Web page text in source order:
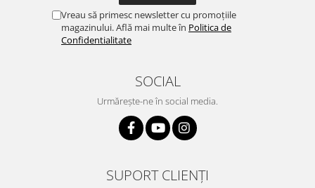
Vreau să primesc newsletter cu promoțiile
magazinului. Află mai multe în Politica de
Confidentialitate
SOCIAL
Urmărește-ne în social media.
SUPORT CLIENȚI